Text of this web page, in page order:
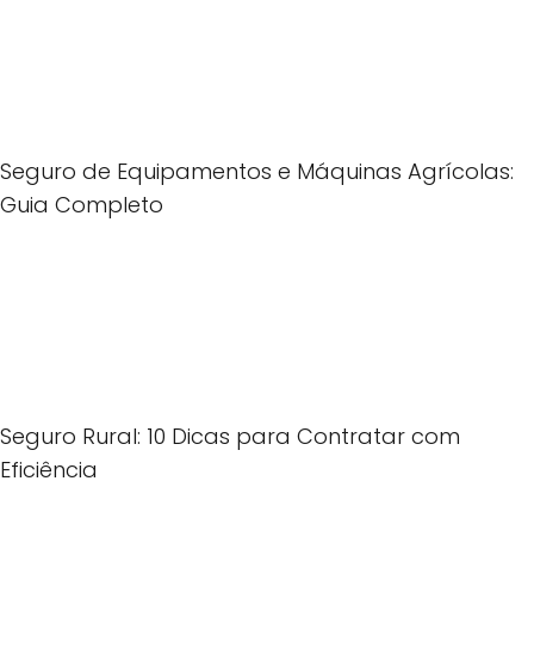
Seguro de Equipamentos e Máquinas Agrícolas:
Guia Completo
Seguro Rural: 10 Dicas para Contratar com
Eficiência